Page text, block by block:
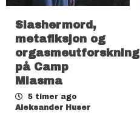
Slashermord,
metafiksjon og
orgasmeutforskning
på Camp
Miasma
5 timer ago
Aleksander Huser